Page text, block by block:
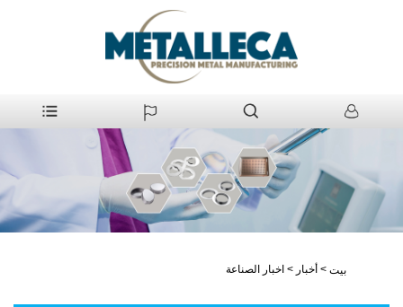
بيت > أخبار > اخبار الصناعة